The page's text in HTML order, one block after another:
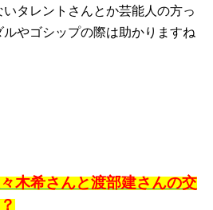
タレントさんとか芸能人の方っ
やゴシップの際は助かりますね
木希さんと渡部建さんの交